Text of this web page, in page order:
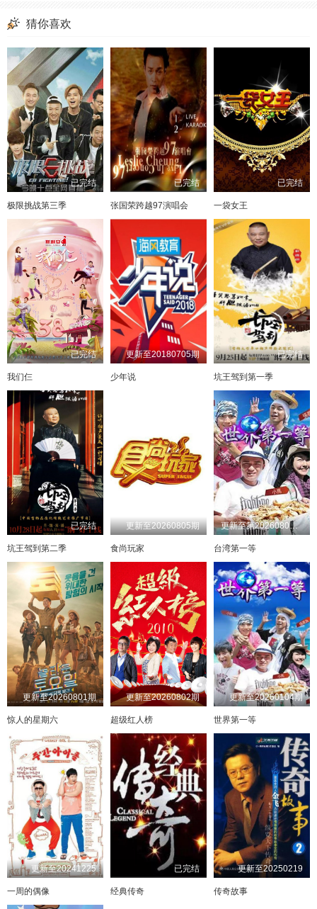
猜你喜欢
已完结
极限挑战第三季
已完结
张国荣跨越97演唱会
已完结
一袋女王
已完结
我们仨
更新至20180705期
少年说
已完结
坑王驾到第一季
已完结
坑王驾到第二季
更新至20260805期
食尚玩家
更新至第20260802期
台湾第一等
更新至20260801期
惊人的星期六
更新至20260802期
超级红人榜
更新至20260104期
世界第一等
更新至20241225
一周的偶像
已完结
经典传奇
更新至20250219
传奇故事